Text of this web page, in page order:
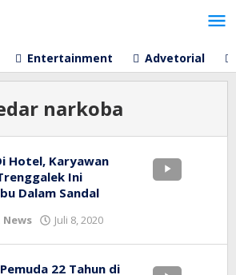
Entertainment Advetorial
narkoba
Hotel, Karyawan
Ini
Dalam Sandal
News Juli 8, 2020
tv
22 Tahun di